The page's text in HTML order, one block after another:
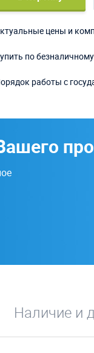
цены и
по
работы с
Наличие и